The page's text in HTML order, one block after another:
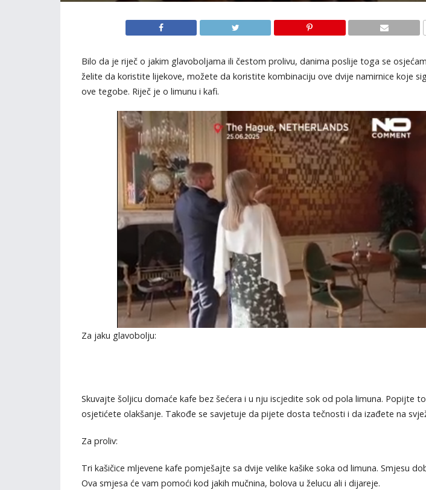
Bilo da je riječ o jakim glavoboljama ili čestom prolivu, danima poslije toga se
želite da koristite lijekove, možete da koristite kombinaciju ove dvije namirnice koje
ove tegobe. Riječ je o limunu i kafi.
Za jaku glavobolju:
Skuvajte šoljicu domaće kafe bez šećera i u nju iscjedite sok od pola limuna. Popijte
osjetićete olakšanje. Takođe se savjetuje da pijete dosta tečnosti i da izađete na
Za proliv:
Tri kašičice mljevene kafe pomješajte sa dvije velike kašike soka od limuna. Smjesu
Ova smjesa će vam pomoći kod jakih mučnina, bolova u želucu ali i dijareje.